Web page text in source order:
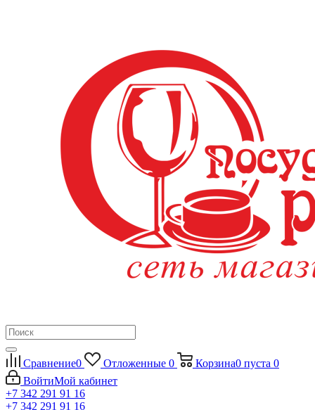
Сравнение0 Отложенные 0 Корзина0 пуста 0
ВойтиМой кабинет
+7 342 291 91 16
+7 342 291 91 16